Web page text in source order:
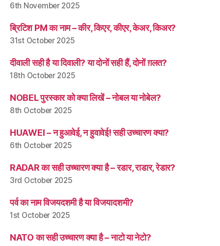
6th November 2025
ब्रिटिश PM का नाम – कीर, किएर, कीएर, केअर, किअर?
31st October 2025
दीवाली सही है या दिवाली? या दोनों सही हैं, दोनों ग़लत?
18th October 2025
NOBEL पुरस्कार को क्या लिखें – नोबल या नोबेल?
8th October 2025
HUAWEI – न हुआवेई, न हुवावेई! सही उच्चारण क्या?
6th October 2025
RADAR का सही उच्चारण क्या है – रडार, राडार, रेडार?
3rd October 2025
पर्व का नाम विजयदशमी है या विजयादशमी?
1st October 2025
NATO का सही उच्चारण क्या है – नाटो या नेटो?